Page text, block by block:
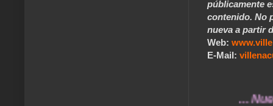
públicamente
contenido. No
nueva a partir
Web:
E-Mail:
... Nuestros